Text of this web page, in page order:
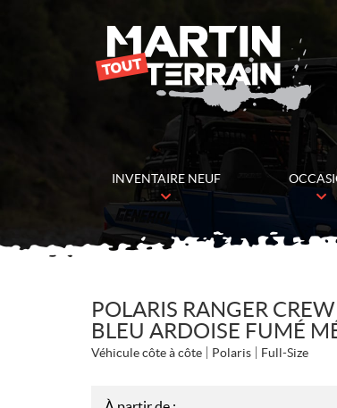
INVENTAIRE NEUF
POLARIS RANGER
BLEU ARDOISE FUMÉ
Véhicule côte à côte Polaris Full-Size